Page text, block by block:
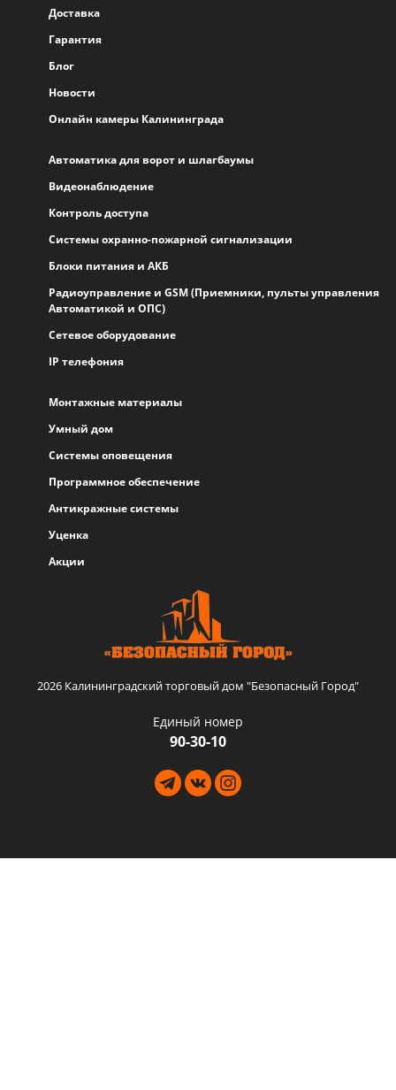
Доставка
Гарантия
Блог
Новости
Онлайн камеры Калининграда
Автоматика для ворот и шлагбаумы
Видеонаблюдение
Контроль доступа
Системы охранно-пожарной сигнализации
Блоки питания и АКБ
Радиоуправление и GSM (Приемники, пульты управления
Автоматикой и ОПС)
Сетевое оборудование
IP телефония
Монтажные материалы
Умный дом
Системы оповещения
Программное обеспечение
Антикражные системы
Уценка
Акции
2026 Калининградский торговый дом "Безопасный Город"
Единый номер
90-30-10